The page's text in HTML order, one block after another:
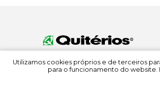
Utilizamos cookies próprios e de terceiros
para o funcionamento do website.